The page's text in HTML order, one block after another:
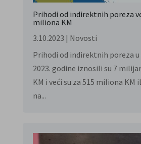
Prihodi od indirektnih poreza
miliona KM
3.10.2023 | Novosti
Prihodi od indirektnih poreza u
2023. godine iznosili su 7
KM i veći su za 515 miliona KM
na...